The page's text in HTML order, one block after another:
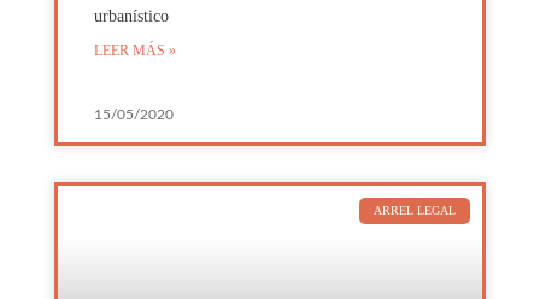
urbanístico
LEER MÁS »
15/05/2020
ARREL LEGAL